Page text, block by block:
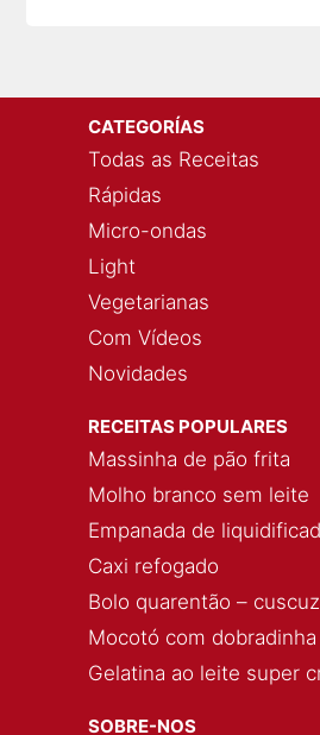
CATEGORÍAS
Todas as Receitas
Rápidas
Micro-ondas
Light
Vegetarianas
Com Vídeos
Novidades
RECEITAS POPULARES
Massinha de pão frita
Molho branco sem leite
Empanada de
Caxi refogado
Bolo quarentão –
Mocotó com dobradinha
Gelatina ao leite super
SOBRE-NOS